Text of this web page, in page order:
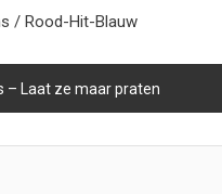
/ Rood-Hit-Blauw
– Laat ze maar praten